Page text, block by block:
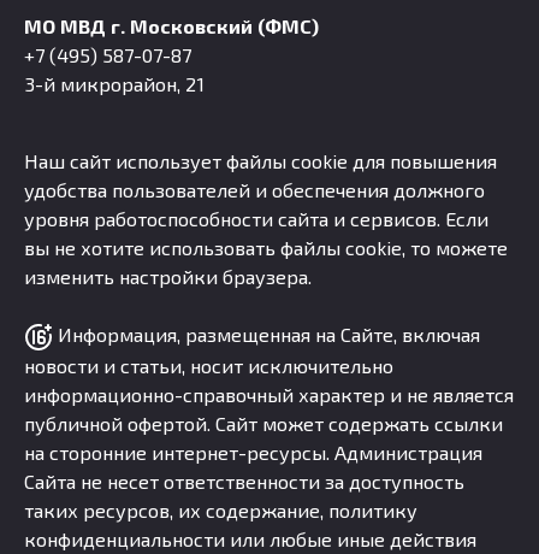
МО МВД г. Московский (ФМС)
+7 (495) 587-07-87
3-й микрорайон, 21
Наш сайт использует файлы cookie для повышения
удобства пользователей и обеспечения должного
уровня работоспособности сайта и сервисов. Если
вы не хотите использовать файлы cookie, то можете
изменить настройки браузера.
Информация, размещенная на Сайте, включая
новости и статьи, носит исключительно
информационно-справочный характер и не является
публичной офертой. Сайт может содержать ссылки
на сторонние интернет-ресурсы. Администрация
Сайта не несет ответственности за доступность
таких ресурсов, их содержание, политику
конфиденциальности или любые иные действия